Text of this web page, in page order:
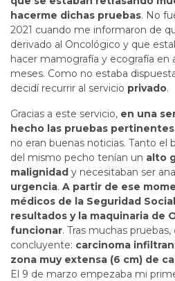
hacerme dichas pruebas. No
2021 cuando me informaron de
derivado al Oncológico y que
hacer mamografía y ecografía en
meses. Como no estaba
decidí recurrir al servicio privado.
Gracias a este servicio, en una
hecho las pruebas
no eran buenas noticias. Tanto el
del mismo pecho tenían un alto
malignidad y necesitaban ser
urgencia. A partir de ese
médicos de la Seguridad
resultados y la maquinaria de
funcionar. Tras muchas
concluyente: carcinoma
zona muy extensa (6 cm) de
El 9 de marzo empezaba mi